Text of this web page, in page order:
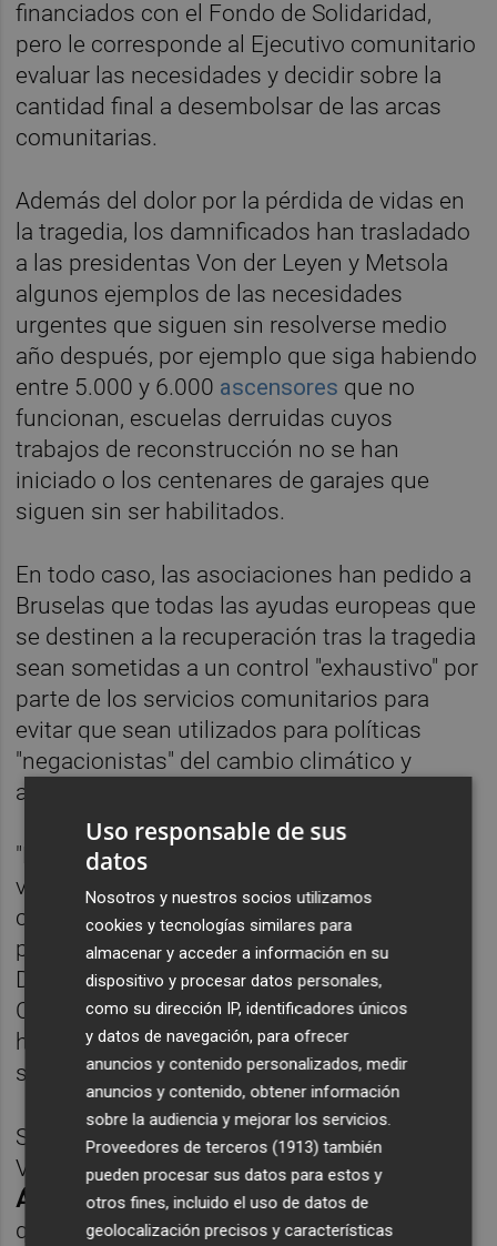
financiados con el Fondo de Solidaridad,
pero le corresponde al Ejecutivo comunitario
evaluar las necesidades y decidir sobre la
cantidad final a desembolsar de las arcas
comunitarias.
Además del dolor por la pérdida de vidas en
la tragedia, los damnificados han trasladado
a las presidentas Von der Leyen y Metsola
algunos ejemplos de las necesidades
urgentes que siguen sin resolverse medio
año después, por ejemplo que siga habiendo
entre 5.000 y 6.000 ascensores que no
funcionan, escuelas derruidas cuyos
trabajos de reconstrucción no se han
iniciado o los centenares de garajes que
siguen sin ser habilitados.
En todo caso, las asociaciones han pedido a
Bruselas que todas las ayudas europeas que
se destinen a la recuperación tras la tragedia
sean sometidas a un control "exhaustivo" por
parte de los servicios comunitarios para
evitar que sean utilizados para políticas
"negacionistas" del cambio climático y
asegurar un uso "correcto" de las partidas.
"Ella nos ha dado su palabra de que iba a
vigilar que esos fondos sean utilizados
correctamente", ha dicho en la rueda de
prensa el presidente de la Associació
Damnificats Dana Horta Sud València,
Christian Lesaec, quien ha subrayado que
han pedido a Bruselas que las ayudas "no
sean sin contrapartidas".
Según la presidenta de la Associació
Víctimes Mortals Dana 29-O,Rosa María
Álvarez, Von der Leyen también les ha dicho
que se tendrá en cuenta que los fondos
Uso responsable de sus
datos
Nosotros y nuestros socios utilizamos
cookies y tecnologías similares para
almacenar y acceder a información en su
dispositivo y procesar datos personales,
como su dirección IP, identificadores únicos
y datos de navegación, para ofrecer
anuncios y contenido personalizados, medir
anuncios y contenido, obtener información
sobre la audiencia y mejorar los servicios.
Proveedores de terceros (1913) también
pueden procesar sus datos para estos y
otros fines, incluido el uso de datos de
geolocalización precisos y características